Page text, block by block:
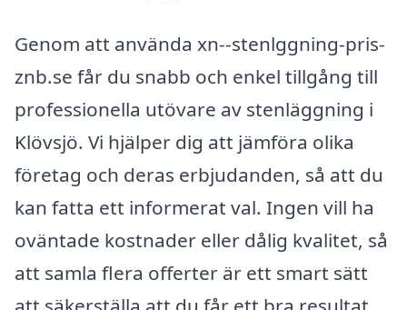
Genom att använda xn--stenlggning-pris-
znb.se får du snabb och enkel tillgång till
professionella utövare av stenläggning i
Klövsjö. Vi hjälper dig att jämföra olika
företag och deras erbjudanden, så att du
kan fatta ett informerat val. Ingen vill ha
oväntade kostnader eller dålig kvalitet, så
att samla flera offerter är ett smart sätt